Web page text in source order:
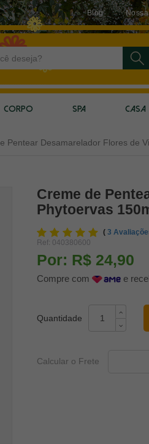
Blog
CORPO SPA CASA
Pentear Desamarelador Flores de
Creme de
Phytoervas
( 3
Ref: 040380600
Por: R$ 24,90
Compre com e
Calcular o Frete